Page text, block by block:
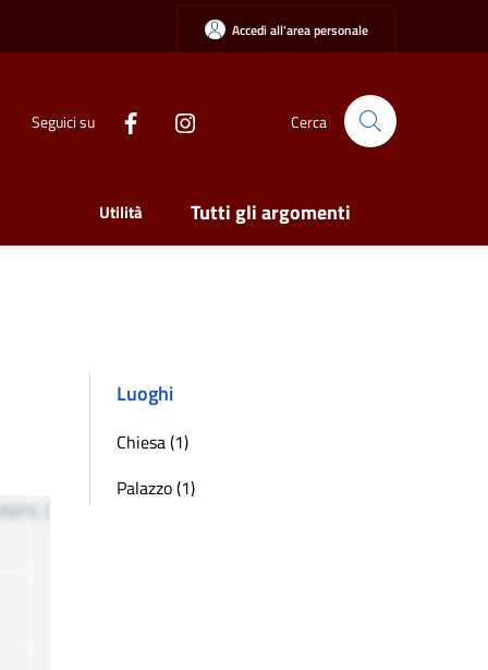
Accedi all'area personale
Seguici su Cerca
Utilità Tutti gli argomenti
Luoghi
Chiesa (1)
Palazzo (1)